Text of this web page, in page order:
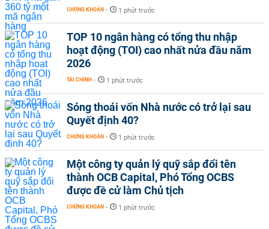
CHỨNG KHOÁN - 1 phút trước
TOP 10 ngân hàng có tổng thu nhập
hoạt động (TOI) cao nhất nửa đầu năm
2026
TÀI CHÍNH - 1 phút trước
Sóng thoái vốn Nhà nước có trở lại sau
Quyết định 40?
CHỨNG KHOÁN - 1 phút trước
Một công ty quản lý quỹ sắp đổi tên
thành OCB Capital, Phó Tổng OCBS
được đề cử làm Chủ tịch
CHỨNG KHOÁN - 1 phút trước